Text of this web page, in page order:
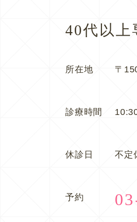
40代以上
所在地 〒
診療時間
休診日 不定
予約